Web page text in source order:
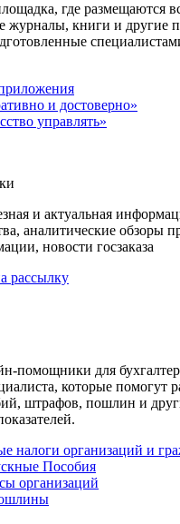
где размещаются
журналы, книги и другие
и достоверно»
управлять»
и актуальная
аналитические обзоры
новости госзаказа
рассылку
помощники для
которые помогут
штрафов, пошлин и
налоги организаций и
Пособия
организаций